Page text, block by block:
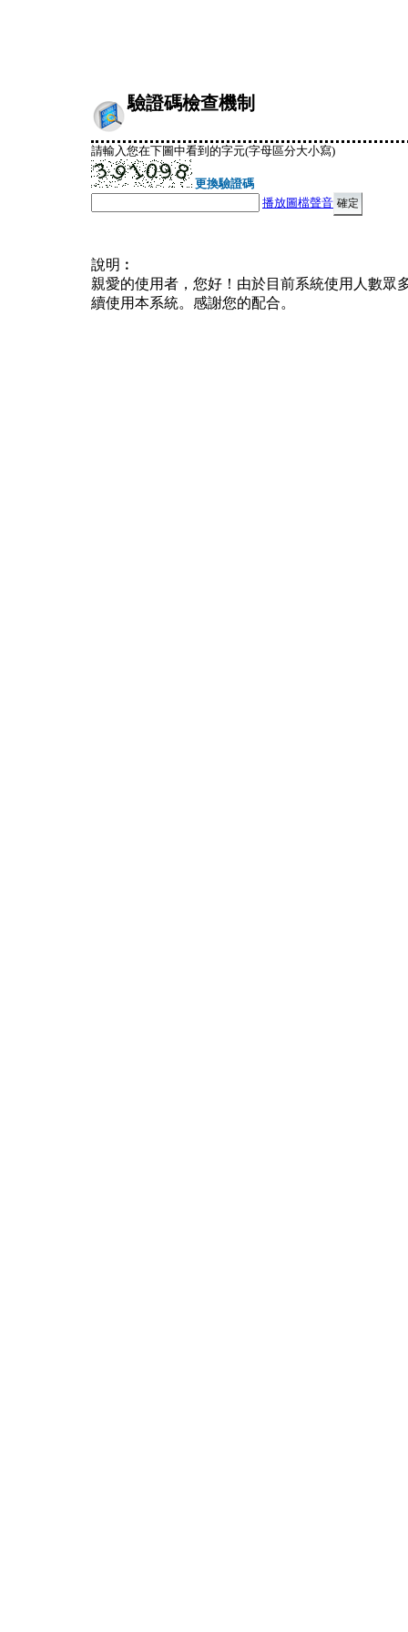
驗證碼檢查機制
請輸入您在下圖中看到的字元(字母區分大小寫)
更換驗證碼
播放圖檔聲音
說明︰
親愛的使用者，您好！由於目前系統使用人數眾
續使用本系統。感謝您的配合。